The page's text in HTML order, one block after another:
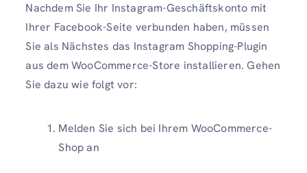
Nachdem Sie Ihr Instagram-Geschäftskonto mit
Ihrer Facebook-Seite verbunden haben, müssen
Sie als Nächstes das Instagram Shopping-Plugin
aus dem WooCommerce-Store installieren. Gehen
Sie dazu wie folgt vor:
Melden Sie sich bei Ihrem WooCommerce-
Shop an